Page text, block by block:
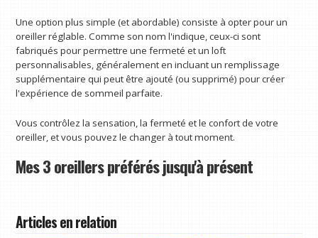
Une option plus simple (et abordable) consiste à opter pour un
oreiller réglable. Comme son nom l'indique, ceux-ci sont
fabriqués pour permettre une fermeté et un loft
personnalisables, généralement en incluant un remplissage
supplémentaire qui peut être ajouté (ou supprimé) pour créer
l'expérience de sommeil parfaite.
Vous contrôlez la sensation, la fermeté et le confort de votre
oreiller, et vous pouvez le changer à tout moment.
Mes 3 oreillers préférés jusqu'à présent
Articles en relation